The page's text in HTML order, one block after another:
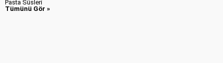
Pasta Süsleri
Tümünü Gör »